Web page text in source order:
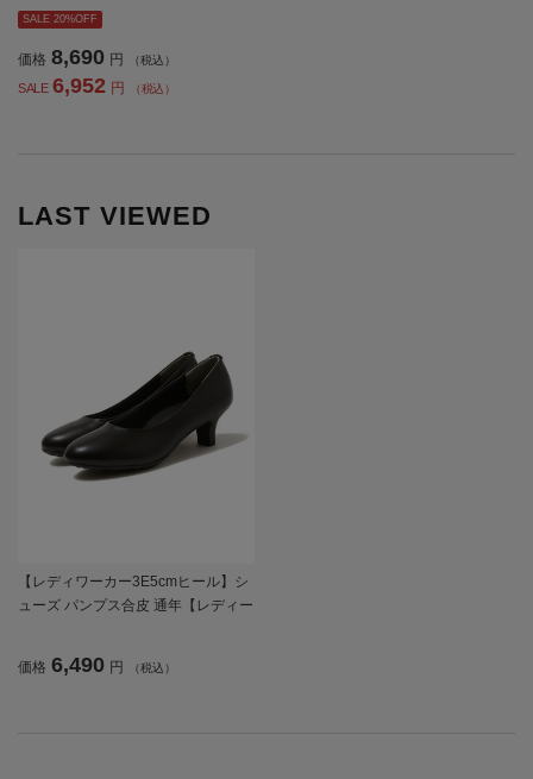
ース】
SALE 20%OFF
価格 8,690 円 （税込）
SALE 6,952 円 （税込）
LAST VIEWED
【レディワーカー3E5cmヒール】シ
ューズ パンプス合皮 通年【レディー
価格 6,490 円 （税込）